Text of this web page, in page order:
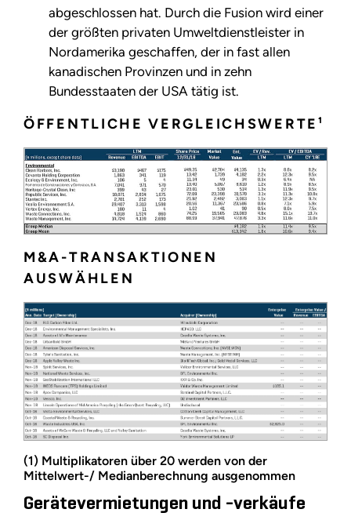
abgeschlossen hat. Durch die Fusion wird einer
der größten privaten Umweltdienstleister in
Nordamerika geschaffen, der in fast allen
kanadischen Provinzen und in zehn
Bundesstaaten der USA tätig ist.
ÖFFENTLICHE VERGLEICHSWERTE¹
M&A-TRANSAKTIONEN
AUSWÄHLEN
(1) Multiplikatoren über 20 werden von der
Mittelwert-/ Medianberechnung ausgenommen
Gerätevermietungen und -verkäufe